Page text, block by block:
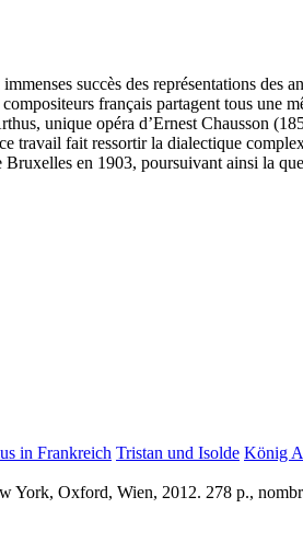
succès des représentations
français partagent tous une
unique opéra d’Ernest Chausson
travail fait ressortir la dialectique
en 1903, poursuivant ainsi la
in Frankreich Tristan und Isolde König
York, Oxford, Wien, 2012. 278 p.,